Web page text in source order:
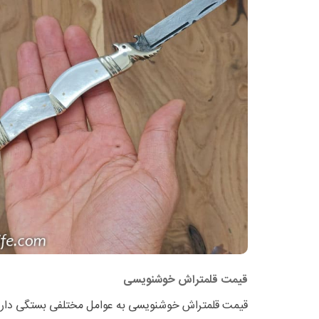
قیمت قلمتراش خوشنویسی
قیمت قلمتراش خوشنویسی به عوامل مختلفی بستگی